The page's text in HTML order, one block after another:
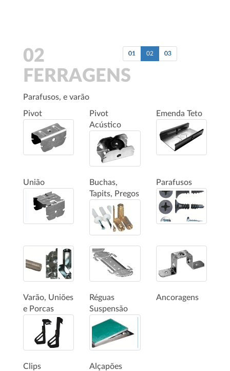
02
FERRAGENS
Parafusos, e varão
01 02 03
Pivot
Pivot
Acústico
Emenda Teto
União
Buchas,
Tapits, Pregos
Parafusos
Varão, Uniões
e Porcas
Réguas
Suspensão
Ancoragens
Clips Alçapões